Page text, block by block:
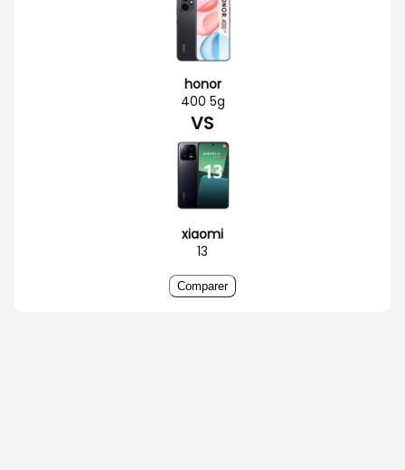
honor
400 5g
VS
xiaomi
13
Comparer